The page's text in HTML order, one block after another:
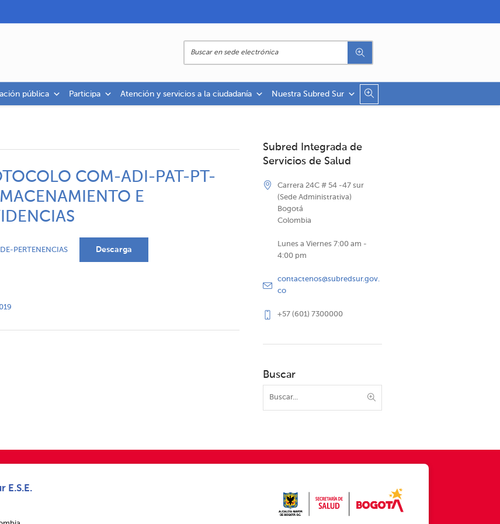
pública Participa Atención y servicios a la ciudadanía Nuestra Subred Sur
COM-ADI-PAT-PT-
E
PERTENENCIAS Descarga
Subred Integrada de
Servicios de Salud
Carrera 24C # 54 -47 sur
(Sede Administrativa)
Bogotá
Colombia
Lunes a Viernes 7:00 am -
4:00 pm
contactenos@subredsur.gov.
co
+57 (601) 7300000
Buscar
E.S.E.